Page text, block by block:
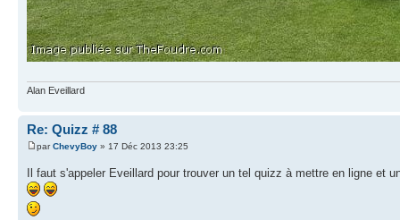
Alan Eveillard
Re: Quizz # 88
parChevyBoy » 17 Déc 2013 23:25
Il faut s'appeler Eveillard pour trouver un tel quizz à mettre en ligne et